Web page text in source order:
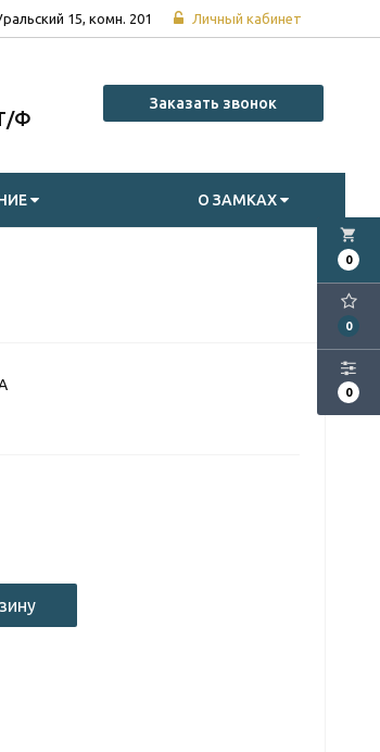
Личный кабинет
15, комн. 201
Заказать звонок
О ЗАМКАХ
local_grocery_store
0
0
0